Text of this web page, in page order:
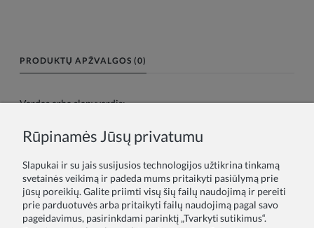
PRODUKTŲ APŽVALGOS (0)
Vardas arba slapyvardis:
Rūpinamės Jūsų privatumu
Slapukai ir su jais susijusios technologijos užtikrina tinkamą
svetainės veikimą ir padeda mums pritaikyti pasiūlymą prie
jūsų poreikių. Galite priimti visų šių failų naudojimą ir pereiti
prie parduotuvės arba pritaikyti failų naudojimą pagal savo
pageidavimus, pasirinkdami parinktį „Tvarkyti sutikimus“.